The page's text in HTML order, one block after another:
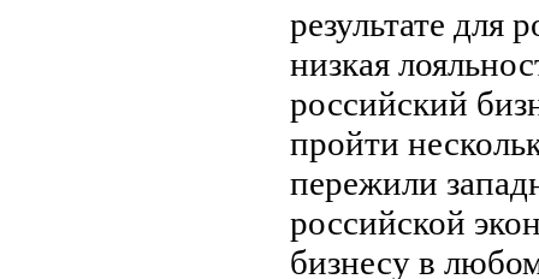
результате для
низкая
российский
пройти
пережили
российской
бизнесу в